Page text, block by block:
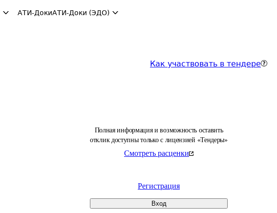
АТИ-ДокиАТИ-Доки (ЭДО)
Как участвовать в тендере
Полная информация и возможность оставить
отклик доступны только с лицензией «Тендеры»
Смотреть расценки
Регистрация
Вход